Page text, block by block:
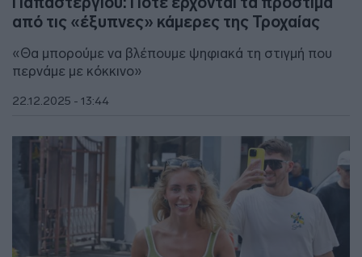
από τις «έξυπνες» κάμερες της Τροχαίας
«Θα μπορούμε να βλέπουμε ψηφιακά τη στιγμή που
περνάμε με κόκκινο»
22.12.2025 - 13:44